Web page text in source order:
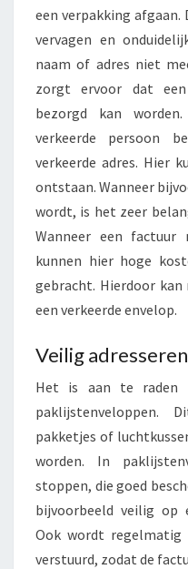
een verpakking
vervagen en
naam of adres niet
zorgt ervoor dat
bezorgd kan
verkeerde persoon
verkeerde adres. Hier
ontstaan. Wanneer
wordt, is het zeer
Wanneer een
kunnen hier hoge
gebracht. Hierdoor
een verkeerde envelop.
Veilig adresseren
Het is aan te raden
pakketjes of
worden. In
stoppen, die goed
bijvoorbeeld veilig op
Ook wordt regelmatig
verstuurd, zodat de